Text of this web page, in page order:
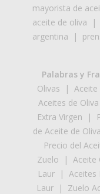
mayorista de
aceite de oliva |
argentina |
Palabras y
Olivas |
Aceites de
Extra Virgen |
de Aceite de Oliva
Precio del
Zuelo | Aceite
Laur| Aceites
Laur| Zuelo